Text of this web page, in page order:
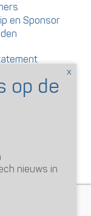
en Sponsor
artikelen en
nieuws in